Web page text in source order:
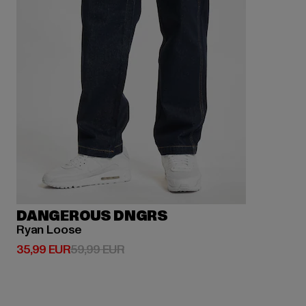
DANGEROUS DNGRS
Ryan Loose
35,99 EUR
Prix courant: 35,99 EUR
59,99 EURPrix en promotion: 59,99 EUR